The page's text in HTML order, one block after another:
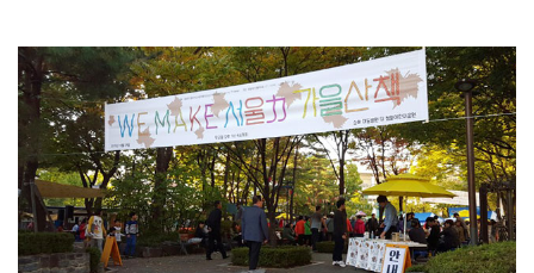
털 R
L
복
사
유
하
기
크
게
변
경
하
기
작
게
변
경
하
기